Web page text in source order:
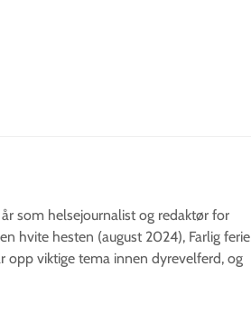
år som helsejournalist og redaktør for
hvite hesten (august 2024), Farlig ferie
opp viktige tema innen dyrevelferd, og